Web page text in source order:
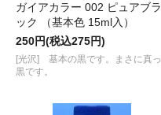
ガイアカラー 002 ピュアブラ
ック （基本色 15ml入）
250円(税込275円)
[光沢] 基本の黒です。まさに真っ
黒です。